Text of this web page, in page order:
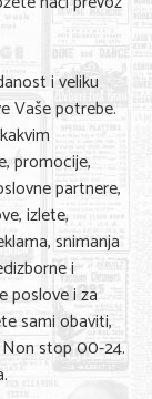
i veliku
Vaše potrebe.
promocije,
partnere,
izlete,
snimanja
i
poslove i za
sami obaviti,
stop 00-24.